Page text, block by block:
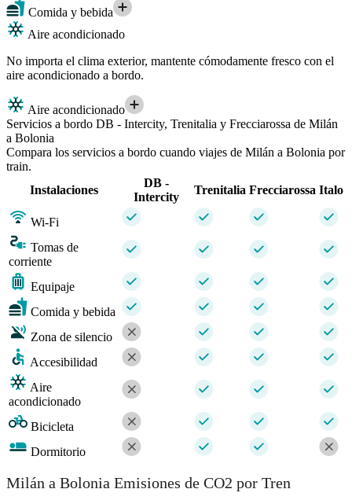
Comida y bebida
Aire acondicionado
No importa el clima exterior, mantente cómodamente fresco con el
aire acondicionado a bordo.
Aire acondicionado
Servicios a bordo DB - Intercity, Trenitalia y Frecciarossa de Milán
a Bolonia
Compara los servicios a bordo cuando viajes de Milán a Bolonia por
train.
Instalaciones
DB -
Intercity
Trenitalia Frecciarossa Italo
Wi-Fi
Tomas de
corriente
Equipaje
Comida y bebida
Zona de silencio
Accesibilidad
Aire
acondicionado
Bicicleta
Dormitorio
Milán a Bolonia Emisiones de CO2 por Tren